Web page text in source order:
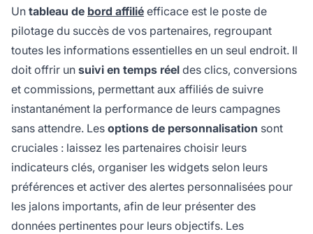
Un tableau de bord affilié efficace est le poste de
pilotage du succès de vos partenaires, regroupant
toutes les informations essentielles en un seul endroit. Il
doit offrir un suivi en temps réel des clics, conversions
et commissions, permettant aux affiliés de suivre
instantanément la performance de leurs campagnes
sans attendre. Les options de personnalisation sont
cruciales : laissez les partenaires choisir leurs
indicateurs clés, organiser les widgets selon leurs
préférences et activer des alertes personnalisées pour
les jalons importants, afin de leur présenter des
données pertinentes pour leurs objectifs. Les